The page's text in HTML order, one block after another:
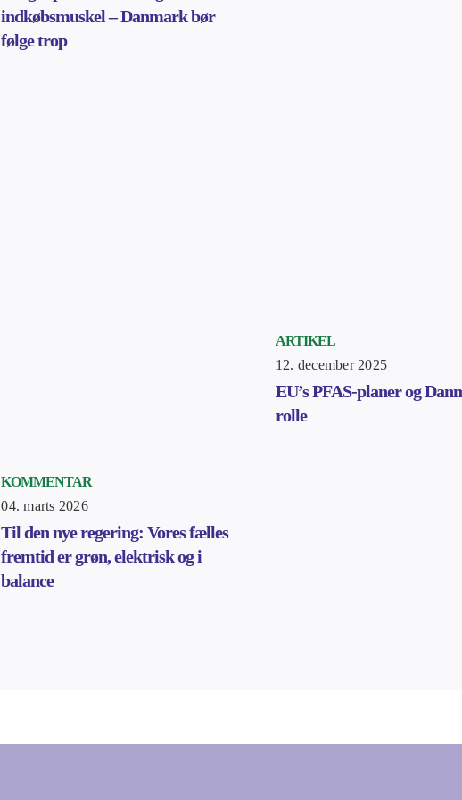
indkøbsmuskel – Danmark bør
følge trop
KOMMENTAR
04. marts 2026
Til den nye regering: Vores fælles
fremtid er grøn, elektrisk og i
balance
ARTIKEL
12. december 2025
EU’s PFAS-planer og
rolle